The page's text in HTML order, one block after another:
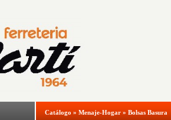
Catálogo » Menaje-Hogar » Bolsas Basura